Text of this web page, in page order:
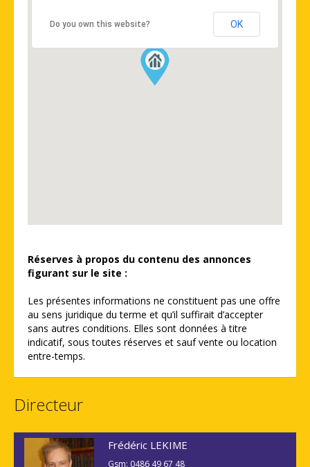
Do you own this website? OK
Réserves à propos du contenu des annonces
figurant sur le site :
Les présentes informations ne constituent pas une offre
au sens juridique du terme et qu’il suffirait d’accepter
sans autres conditions. Elles sont données à titre
indicatif, sous toutes réserves et sauf vente ou location
entre-temps.
Directeur
Frédéric LEKIME
Gsm: 0486 49 67 48